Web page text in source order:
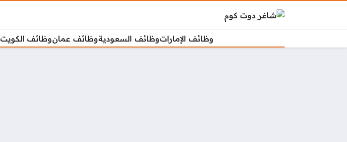
وظائف الإماراتوظائف السعوديةوظائف عمانوظائف الكويت